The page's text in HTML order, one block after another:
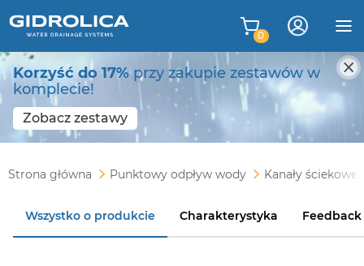
Korzyść do 17% przy zakupie zestawów w
komplecie!
Zobacz zestawy
0
Strona główna Punktowy odpływ wody Kanały ściekowe
Wszystko o produkcie Charakterystyka